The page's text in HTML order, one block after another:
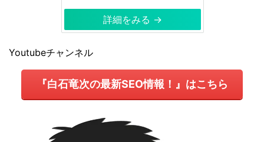
詳細をみる →
Youtubeチャンネル
『白石竜次の最新SEO情報！』はこちら